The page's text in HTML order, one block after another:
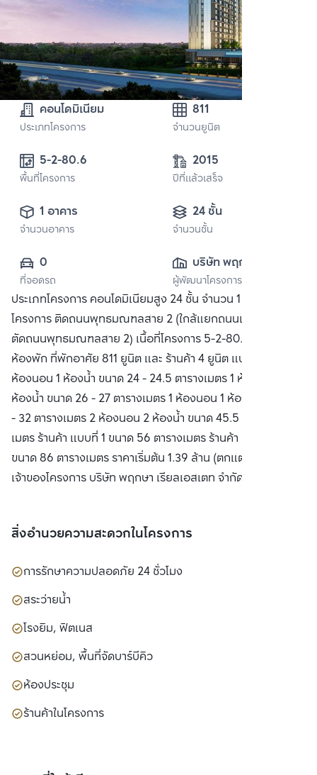
คอนโดมิเนียม
ประเภทโครงการ
811
จำนวนยูนิต
5-2-80.6
พื้นที่โครงการ
2015
ปีที่แล้วเสร็จ
1 อาคาร
จำนวนอาคาร
24 ชั้น
จำนวนชั้น
0
ที่จอดรถ
บริษัท พฤกษา เรียล
เอสเตท จำกัด
(มหาชน)
ผู้พัฒนาโครงการ
ประเภทโครงการ คอนโดมิเนียมสูง 24 ชั้น จำนวน 1 อาคาร ที่ตั้ง
โครงการ ติดถนนพุทธมณฑลสาย 2 (ใกล้แยกถนนเพชรเกษม
ตัดถนนพุทธมณฑลสาย 2) เนื้อที่โครงการ 5-2-80.60 ไร่ จำนวน
ห้องพัก ที่พักอาศัย 811 ยูนิต และ ร้านค้า 4 ยูนิต แบบห้องพัก 1
ห้องนอน 1 ห้องน้ำ ขนาด 24 - 24.5 ตารางเมตร 1 ห้องนอน 1
ห้องน้ำ ขนาด 26 - 27 ตารางเมตร 1 ห้องนอน 1 ห้องน้ำ ขนาด 30
- 32 ตารางเมตร 2 ห้องนอน 2 ห้องน้ำ ขนาด 45.5 - 46 ตาราง
เมตร ร้านค้า แบบที่ 1 ขนาด 56 ตารางเมตร ร้านค้า แบบที่ 2
ขนาด 86 ตารางเมตร ราคาเริ่มต้น 1.39 ล้าน (ตกแต่งครบ)
เจ้าของโครงการ บริษัท พฤกษา เรียลเอสเตท จำกัด(มหาชน)
สิ่งอำนวยความสะดวกในโครงการ
การรักษาความปลอดภัย 24 ชั่วโมง
สระว่ายน้ำ
โรงยิม, ฟิตเนส
สวนหย่อม, พื้นที่จัดบาร์บีคิว
ห้องประชุม
ร้านค้าในโครงการ